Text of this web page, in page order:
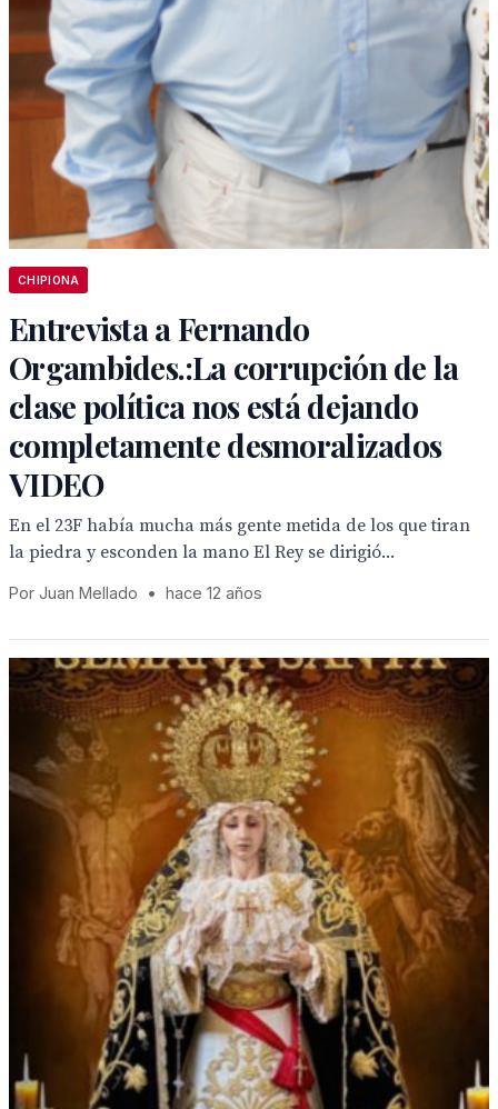
CHIPIONA
Entrevista a Fernando
Orgambides.:La corrupción de la
clase política nos está dejando
completamente desmoralizados
VIDEO
En el 23F había mucha más gente metida de los que tiran
la piedra y esconden la mano El Rey se dirigió...
Por Juan Mellado • hace 12 años